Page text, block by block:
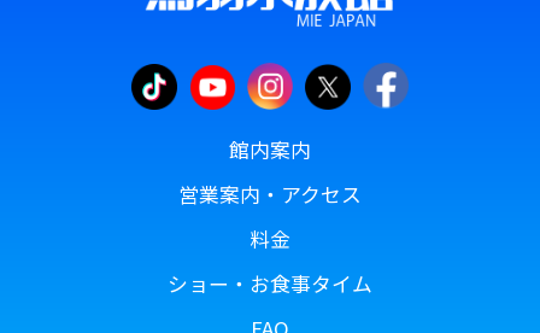
館内案内
営業案内・アクセス
料金
ショー・お食事タイム